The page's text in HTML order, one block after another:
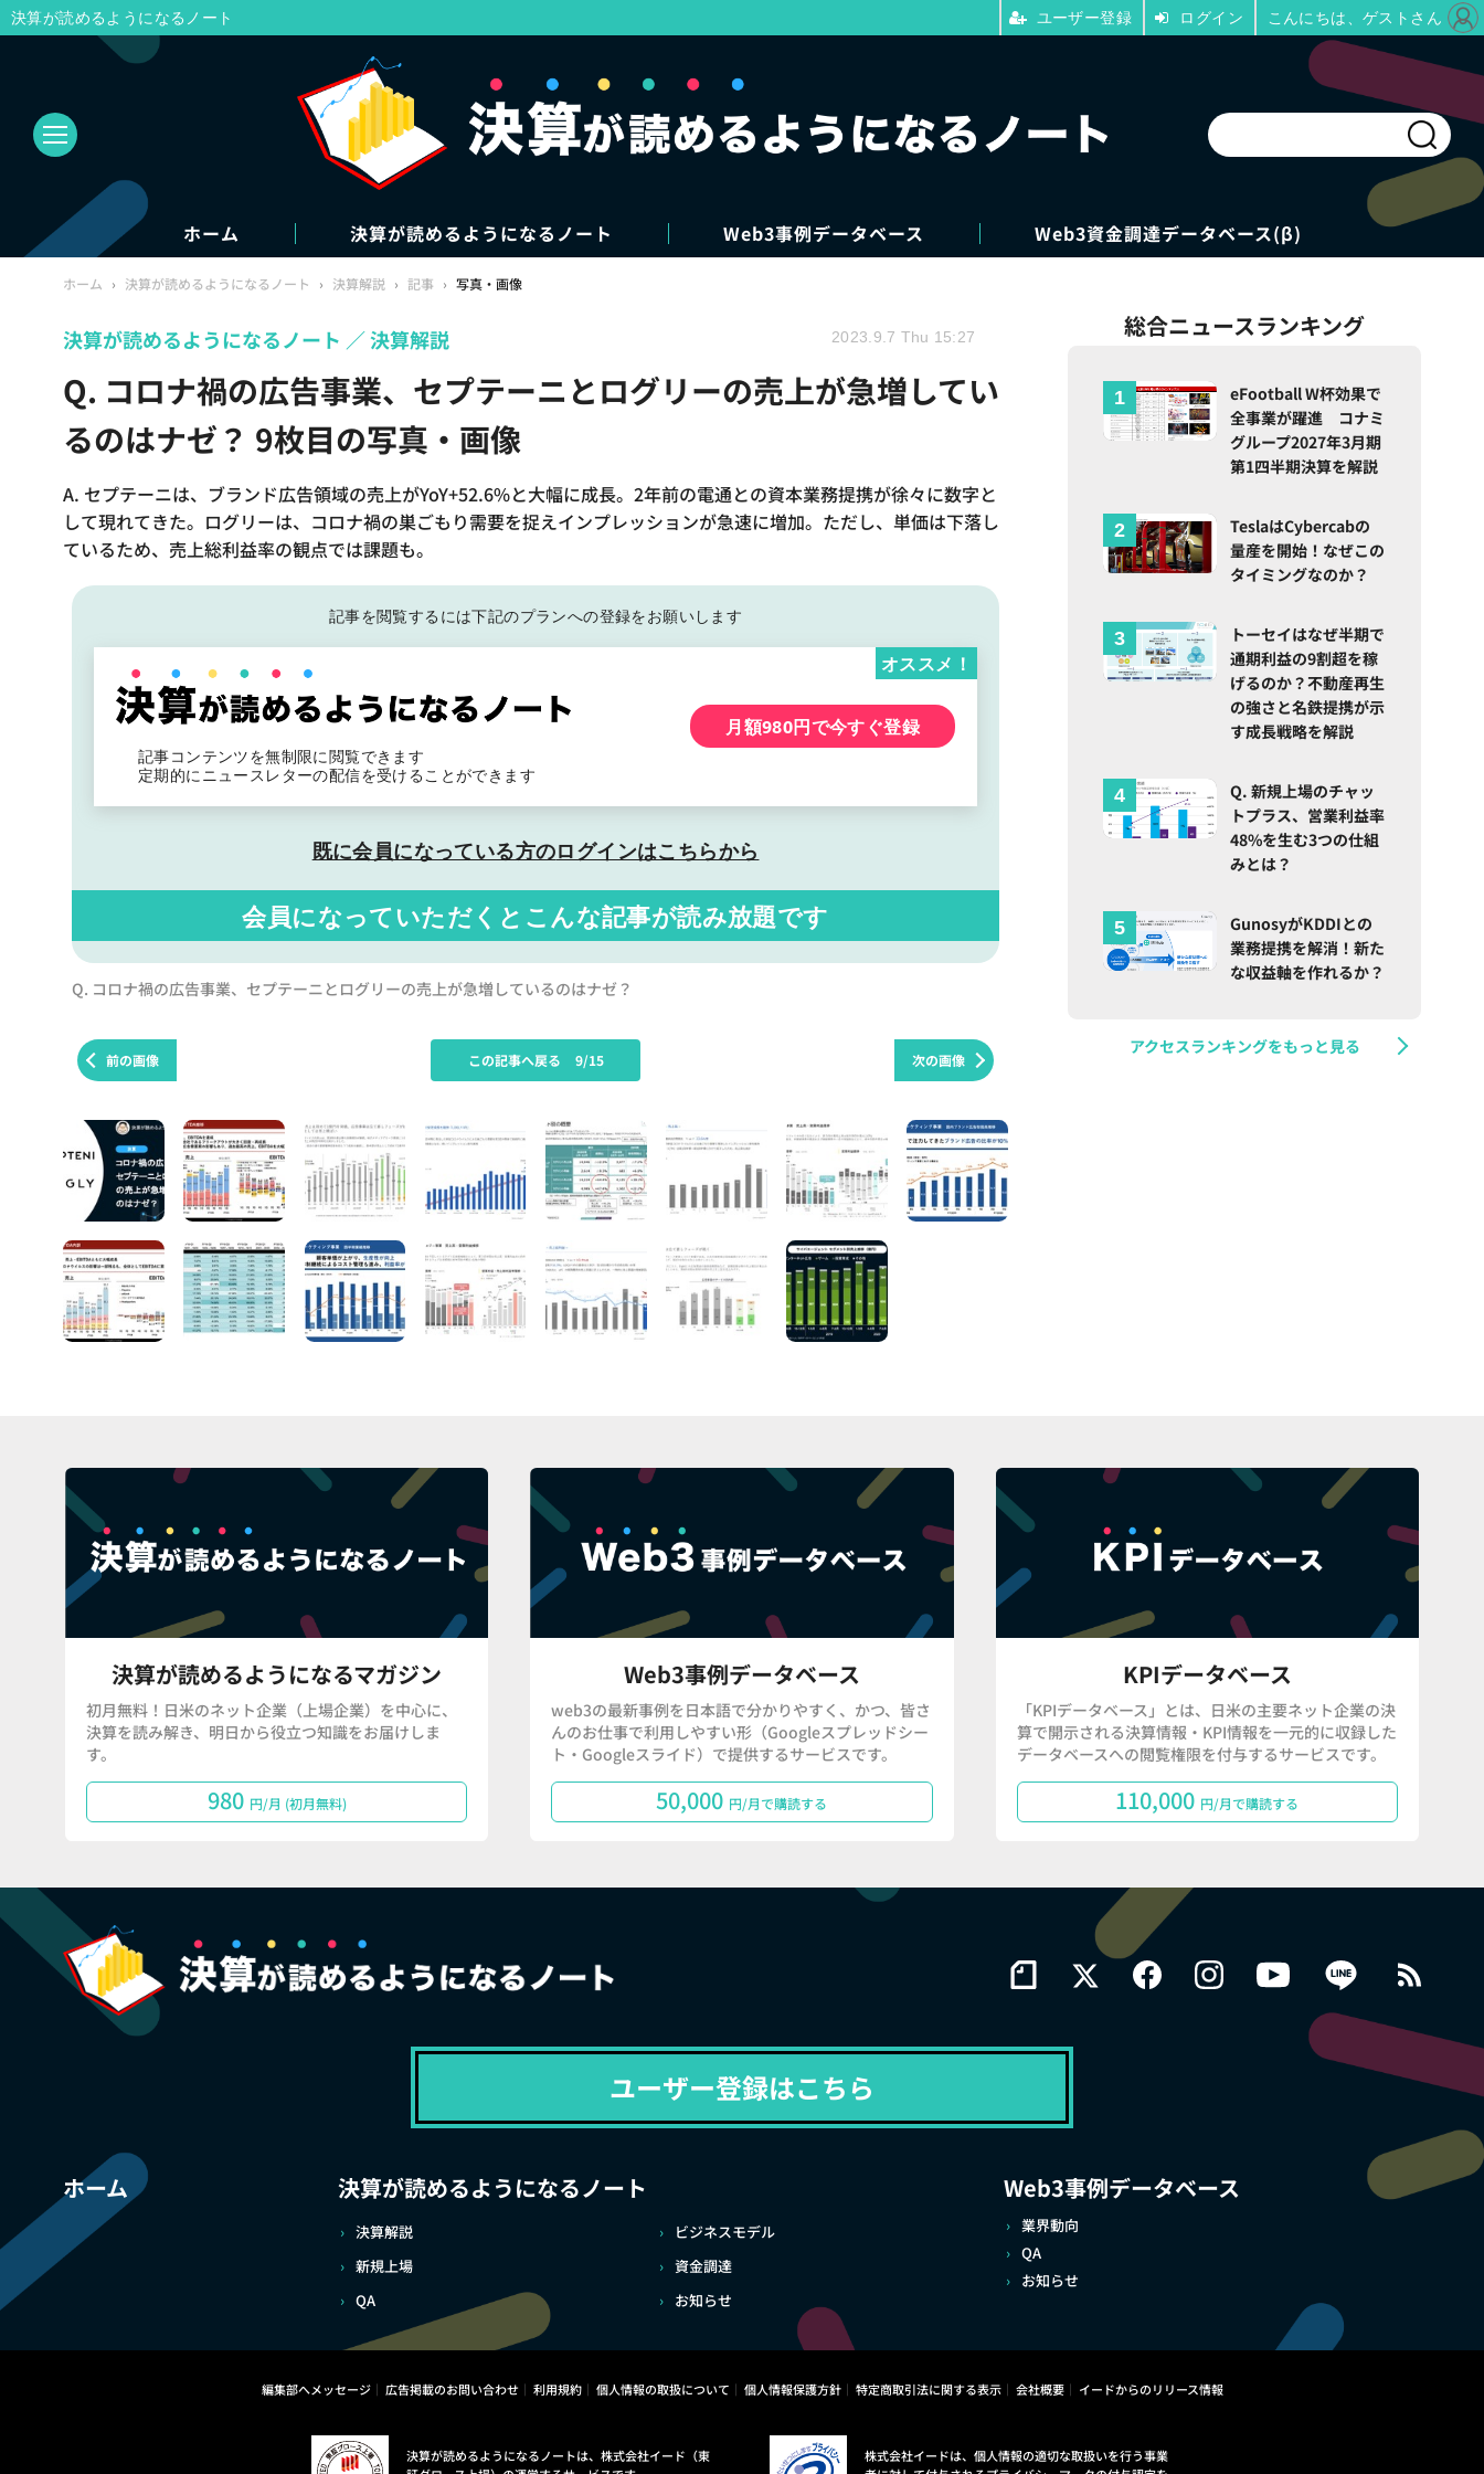
ホーム 決算が読めるようになるノート Web3事例データベース Web3資金調達データベース(β)
ホーム › 決算が読めるようになるノート › 決算解説 › 記事 › 写真・画像
Q. コロナ禍の広告事業、セプテーニとログリーの売上が急増してい
るのはナゼ？ 9枚目の写真・画像
A. セプテーニは、ブランド広告領域の売上がYoY+52.6%と大幅に成長。2年前の電通との資本業務提携が徐々に数字と
して現れてきた。ログリーは、コロナ禍の巣ごもり需要を捉えインプレッションが急速に増加。ただし、単価は下落し
ているため、売上総利益率の観点では課題も。
決算が読めるようになるノート 決算解説 2023.9.7 Thu 15:27
記事を閲覧するには下記のプランへの登録をお願いします
記事コンテンツを無制限に閲覧できます
定期的にニュースレターの配信を受けることができます
オススメ！
月額980円で今すぐ登録
既に会員になっている方のログインはこちらから
会員になっていただくと こんな記事が読み放題です
Q. コロナ禍の広告事業、セプテーニとログリーの売上が急増しているのはナゼ？
前の画像 次の画像
この記事へ戻る 9/15
総合ニュースランキング
eFootball W杯効果で
全事業が躍進 コナミ
グループ2027年3月期
第1四半期決算を解説
TeslaはCybercabの
量産を開始！なぜこの
タイミングなのか？
トーセイはなぜ半期で
通期利益の9割超を稼
げるのか？不動産再生
の強さと名鉄提携が示
す成長戦略を解説
Q. 新規上場のチャッ
トプラス、営業利益率
48%を生む3つの仕組
みとは？
GunosyがKDDIとの
業務提携を解消！新た
な収益軸を作れるか？
アクセスランキングをもっと見る
決算が読めるようになるマガジン
初月無料！日米のネット企業（上場企業）を中心に、
決算を読み解き、明日から役立つ知識をお届けしま
す。
980 円/月 (初月無料)
Web3事例データベース
web3の最新事例を日本語で分かりやすく、かつ、皆さ
んのお仕事で利用しやすい形（Googleスプレッドシー
ト・Googleスライド）で提供するサービスです。
50,000 円/月で購読する
KPIデータベース
「KPIデータベース」とは、日米の主要ネット企業の決
算で開示される決算情報・KPI情報を一元的に収録した
データベースへの閲覧権限を付与するサービスです。
110,000 円/月で購読する
ユーザー登録はこちら
ホーム 決算が読めるようになるノート
決算解説
ビジネスモデル
新規上場
資金調達
QA
お知らせ
Web3事例データベース
業界動向
QA
お知らせ
編集部へメッセージ 広告掲載のお問い合わせ 利用規約 個人情報の取扱について 個人情報保護方針 特定商取引法に関する表示 会社概要 イードからのリリース情報
決算が読めるようになるノートは、株式会社イード（東
株式会社イードは、個人情報の適切な取扱いを行う事業
決算が読めるようになるノート ユーザー登録 ログイン こんにちは、ゲストさん